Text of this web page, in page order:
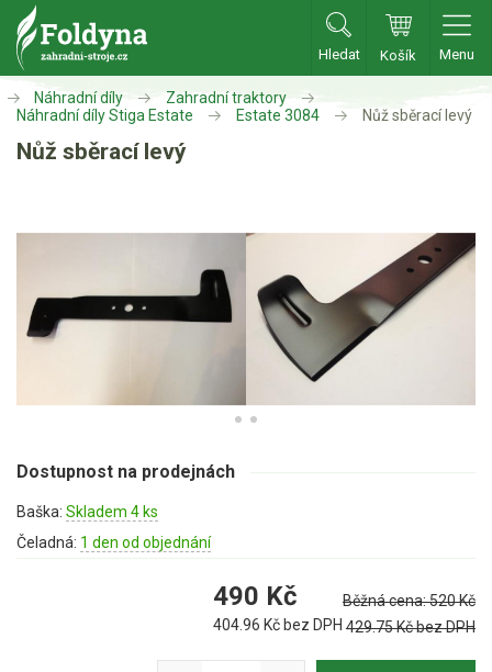
Hledat Košík Menu
Zahradní traktory
Zahradní traktory
Sekačky
Akumulátorové sekačky
Bubnové sekačky
Mulčovače
Benzínové křovinořezy a vyžínače
Aku křovinořezy a vyžínače
Náhradní díly
Zahradní traktory
Náhradní díly Stiga Estate
Estate 3084 Nůž sběrací levý
Nůž sběrací levý
Dostupnost na prodejnách
Baška: Skladem 4 ks
Čeladná: 1 den od objednání
490 Kč
404.96 Kč bez DPH
Běžná cena:520Kč
429.75Kč bez DPH